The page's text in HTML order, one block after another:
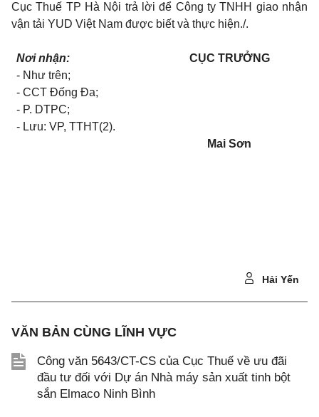
Cục Thuế TP Hà Nội trả lời để Công ty TNHH giao nhận
vận tải YUD Việt Nam được biết và thực hiện./.
Nơi nhận:
- Như trên;
- CCT Đống Đa;
- P. DTPC;
- Lưu: VP, TTHT(2).
CỤC TRƯỞNG
Mai Sơn
Hải Yến
VĂN BẢN CÙNG LĨNH VỰC
Công văn 5643/CT-CS của Cục Thuế về ưu đãi
đầu tư đối với Dự án Nhà máy sản xuất tinh bột
sắn Elmaco Ninh Bình